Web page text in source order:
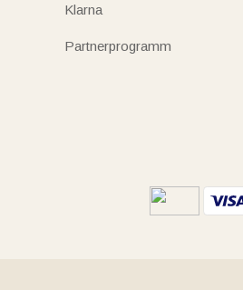
Klarna
Partnerprogramm